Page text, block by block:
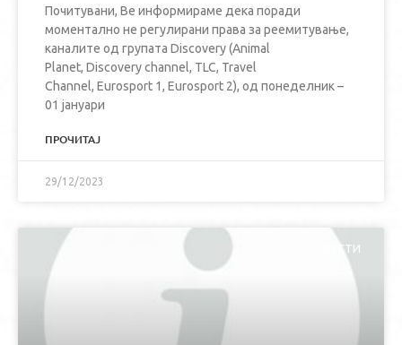
Почитувани, Ве информираме дека поради
моментално не регулирани права за реемитување,
каналите од групата Discovery (Animal
Planet, Discovery channel, TLC, Travel
Channel, Eurosport 1, Eurosport 2), од понеделник –
01 јануари
ПРОЧИТАЈ
29/12/2023
ВЕСТИ